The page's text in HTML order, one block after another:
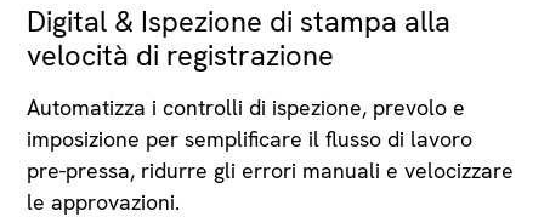
Digital & Ispezione di stampa alla
velocità di registrazione
Automatizza i controlli di ispezione, prevolo e
imposizione per semplificare il flusso di lavoro
pre-pressa, ridurre gli errori manuali e velocizzare
le approvazioni.